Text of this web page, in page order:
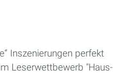
Inszenierungen perfekt
Leserwettbewerb "Haus-